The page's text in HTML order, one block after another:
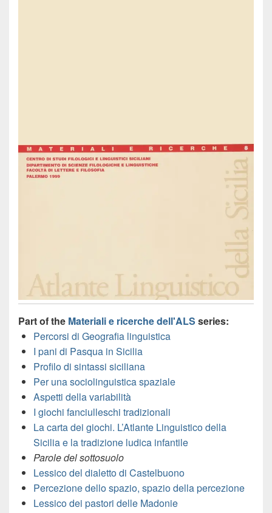
Part of the Materiali e ricerche dell'ALS series:
Percorsi di Geografia linguistica
I pani di Pasqua in Sicilia
Profilo di sintassi siciliana
Per una sociolinguistica spaziale
Aspetti della variabilità
I giochi fanciulleschi tradizionali
La carta dei giochi. L’Atlante Linguistico della
Sicilia e la tradizione ludica infantile
Parole del sottosuolo
Lessico del dialetto di Castelbuono
Percezione dello spazio, spazio della percezione
Lessico dei pastori delle Madonie